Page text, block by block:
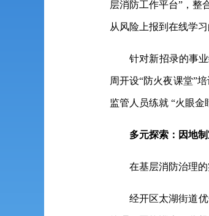
层消防工作平台”，整
从风险上报到在线学
针对新招录的事
周开设“防火夜课堂”
监管人员练就 “火眼金
多元探索： 因地
在基层消防治理
经开区太湖街道